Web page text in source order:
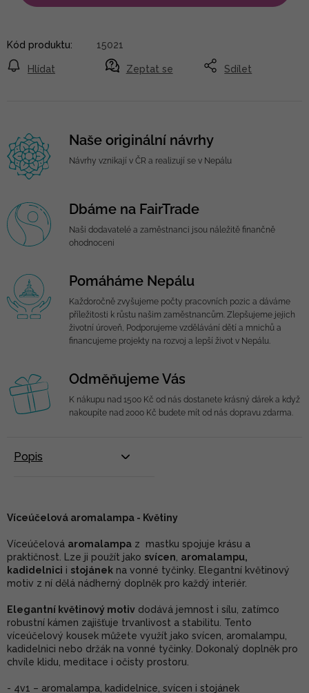
Zeptat se
Hlídat Sdílet
Kód produktu: 15021
Naše originální návrhy
Návrhy vznikají v ČR a realizují se v Nepálu
Dbáme na FairTrade
Naši dodavatelé a zaměstnanci jsou náležitě finančně
ohodnoceni
Pomáháme Nepálu
Každoročně zvyšujeme počty pracovních pozic a dáváme
příležitosti k růstu našim zaměstnancům. Zlepšujeme jejich
životní úroveň, Podporujeme vzdělávání dětí a mnichů a
financujeme projekty na rozvoj a lepší život v Nepálu.
Odměňujeme Vás
K nákupu nad 1500 Kč od nás dostanete krásný dárek a když
nakoupíte nad 2000 Kč budete mít od nás dopravu zdarma.
Popis
Víceúčelová aromalampa - Květiny
Víceúčelová aromalampa z mastku spojuje krásu a
praktičnost. Lze ji použít jako svícen aromalampu,
kadidelnici i stojánek na vonné tyčinky. Elegantní květinový
motiv z ní dělá nádherný doplněk pro každý interiér.
Elegantní květinový motiv dodává jemnost i sílu, zatímco
robustní kámen zajišťuje trvanlivost a stabilitu. Tento
víceúčelový kousek můžete využít jako svícen, aromalampu,
kadidelnici nebo držák na vonné tyčinky. Dokonalý doplněk pro
chvíle klidu, meditace i očisty prostoru.
- 4v1 – aromalampa, kadidelnice, svícen i stojánek